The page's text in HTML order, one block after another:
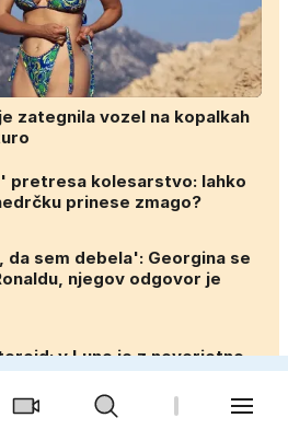
zategnila vozel na kopalkah
pretresa kolesarstvo: lahko
prinese zmago?
da sem debela': Georgina se
njegov odgovor je
v Luno je z neverjetno
del rakete